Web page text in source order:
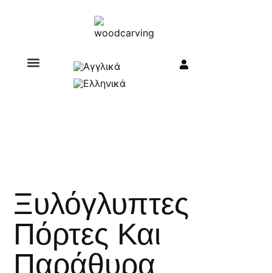
Ξυλόγλυπτες
Πόρτες Και
Παράθυρα